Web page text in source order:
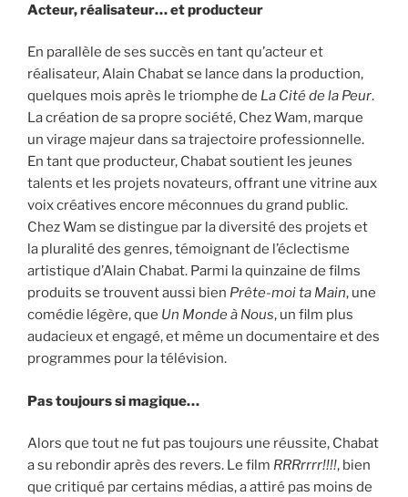
Acteur, réalisateur… et producteur
En parallèle de ses succès en tant qu’acteur et
réalisateur, Alain Chabat se lance dans la production,
quelques mois après le triomphe de La Cité de la Peur.
La création de sa propre société, Chez Wam, marque
un virage majeur dans sa trajectoire professionnelle.
En tant que producteur, Chabat soutient les jeunes
talents et les projets novateurs, offrant une vitrine aux
voix créatives encore méconnues du grand public.
Chez Wam se distingue par la diversité des projets et
la pluralité des genres, témoignant de l’éclectisme
artistique d’Alain Chabat. Parmi la quinzaine de films
produits se trouvent aussi bien Prête-moi ta Main, une
comédie légère, que Un Monde à Nous, un film plus
audacieux et engagé, et même un documentaire et des
programmes pour la télévision.
Pas toujours si magique…
Alors que tout ne fut pas toujours une réussite, Chabat
a su rebondir après des revers. Le film RRRrrrr!!!!, bien
que critiqué par certains médias, a attiré pas moins de